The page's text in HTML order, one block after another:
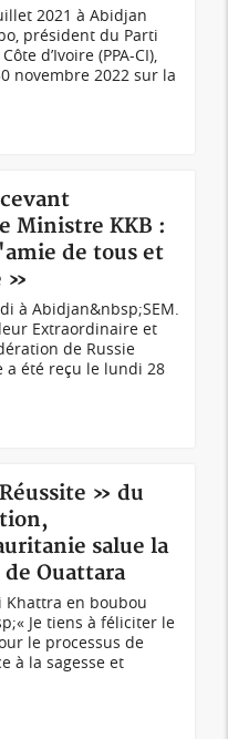
2021 à Abidjan
président du Parti
d’Ivoire (PPA-CI),
novembre 2022 sur la
Ministre KKB :
de tous et
»
à Abidjan&nbsp;SEM.
Extraordinaire et
de Russie
a été reçu le lundi 28
» du
salue la
de Ouattara
Khattra en boubou
Je tiens à féliciter le
le processus de
à la sagesse et